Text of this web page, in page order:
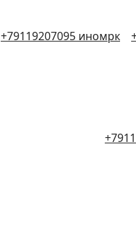
+79119207095 иномрк